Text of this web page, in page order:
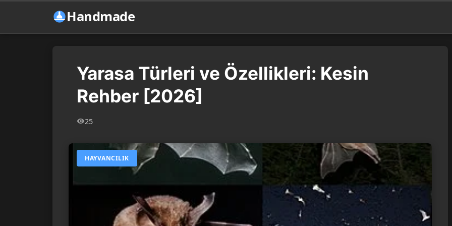
Handmade
Yarasa Türleri ve Özellikleri: Kesin
Rehber [2026]
25
HAYVANCILIK